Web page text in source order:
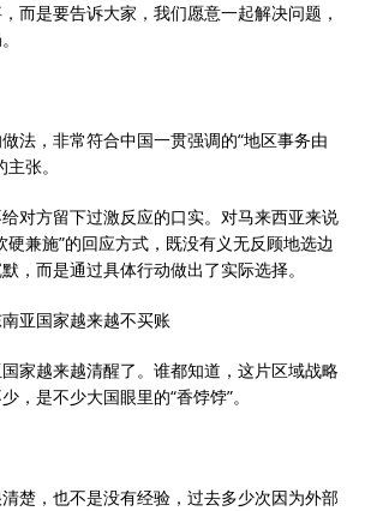
而是要告诉大家，我们愿意一起解决问题，
法，非常符合中国一贯强调的“地区事务由
张。
对方留下过激反应的口实。对马来西亚来说
硬兼施”的回应方式，既没有义无反顾地选边
，而是通过具体行动做出了实际选择。
亚国家越来越不买账
家越来越清醒了。谁都知道，这片区域战略
，是不少大国眼里的“香饽饽”。
楚，也不是没有经验，过去多少次因为外部